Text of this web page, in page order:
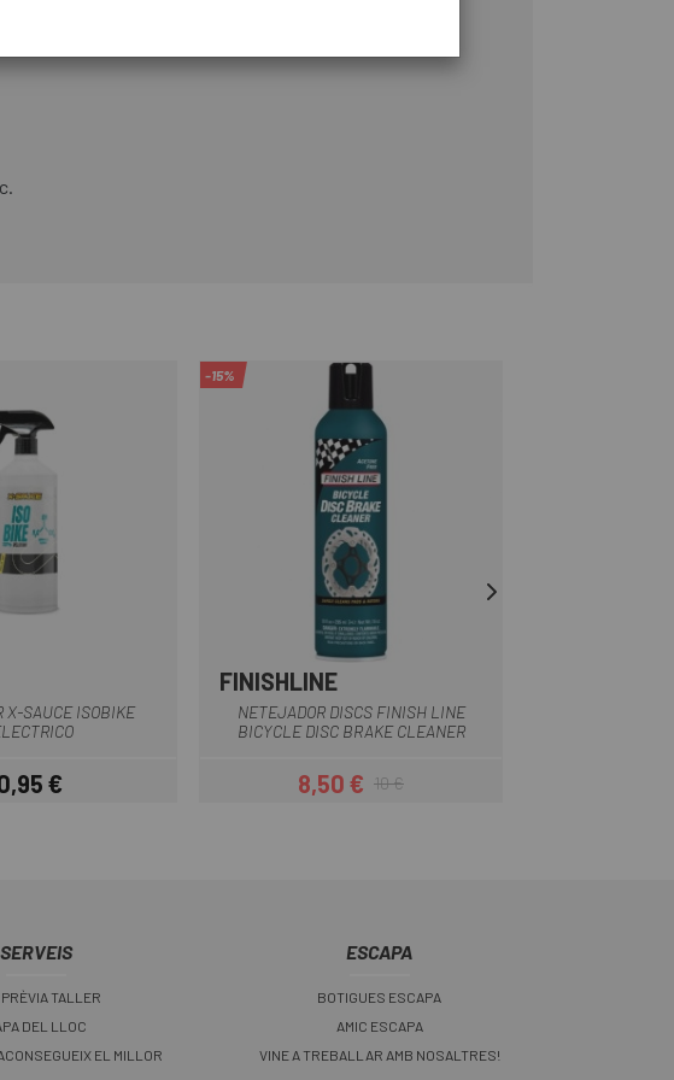
plàstic o goma.
X-SAUCE ISOBIKE
Preu
€
-15%
FINISHLINE
NETEJADOR DISCS FINISH LINE
BICYCLE DISC BRAKE CLEANER
Preu
8,50 €Preu regular
10 €
SERVEIS
PRÈVIA TALLER
DEL LLOC
EL MILLOR
ESCAPA
BOTIGUES ESCAPA
AMIC ESCAPA
VINE A TREBALLAR AMB NOSALTRES!